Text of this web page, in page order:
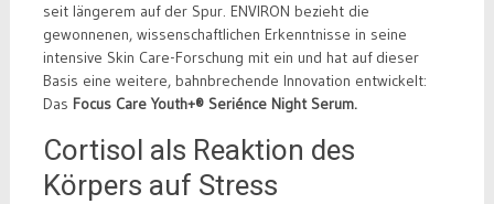
seit längerem auf der Spur. ENVIRON bezieht die
gewonnenen, wissenschaftlichen Erkenntnisse in seine
intensive Skin Care-Forschung mit ein und hat auf dieser
Basis eine weitere, bahnbrechende Innovation entwickelt:
Das Focus Care Youth+® Seriénce Night Serum.
Cortisol als Reaktion des
Körpers auf Stress